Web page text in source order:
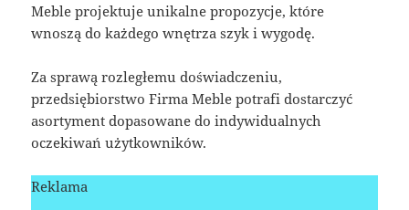
Meble projektuje unikalne propozycje, które
wnoszą do każdego wnętrza szyk i wygodę.
Za sprawą rozległemu doświadczeniu,
przedsiębiorstwo Firma Meble potrafi dostarczyć
asortyment dopasowane do indywidualnych
oczekiwań użytkowników.
Reklama